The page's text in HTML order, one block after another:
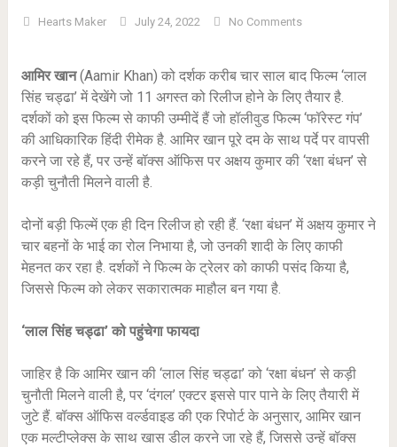
Hearts Maker July 24, 2022 No Comments
आमिर खान(Aamir Khan) को दर्शक करीब चार साल बाद फिल्म ‘लाल
सिंह चड्ढा’ में देखेंगे जो 11 अगस्त को रिलीज होने के लिए तैयार है.
दर्शकों को इस फिल्म से काफी उम्मीदें हैं जो हॉलीवुड फिल्म ‘फॉरेस्ट गंप’
की आधिकारिक हिंदी रीमेक है. आमिर खान पूरे दम के साथ पर्दे पर वापसी
करने जा रहे हैं, पर उन्हें बॉक्स ऑफिस पर अक्षय कुमार की ‘रक्षा बंधन’ से
कड़ी चुनौती मिलने वाली है.
दोनों बड़ी फिल्में एक ही दिन रिलीज हो रही हैं. ‘रक्षा बंधन’ में अक्षय कुमार ने
चार बहनों के भाई का रोल निभाया है, जो उनकी शादी के लिए काफी
मेहनत कर रहा है. दर्शकों ने फिल्म के ट्रेलर को काफी पसंद किया है,
जिससे फिल्म को लेकर सकारात्मक माहौल बन गया है.
‘लाल सिंह चड्ढा’ को पहुंचेगा फायदा
जाहिर है कि आमिर खान की ‘लाल सिंह चड्ढा’ को ‘रक्षा बंधन’ से कड़ी
चुनौती मिलने वाली है, पर ‘दंगल’ एक्टर इससे पार पाने के लिए तैयारी में
जुटे हैं. बॉक्स ऑफिस वर्ल्डवाइड की एक रिपोर्ट के अनुसार, आमिर खान
एक मल्टीप्लेक्स के साथ खास डील करने जा रहे हैं, जिससे उन्हें बॉक्स